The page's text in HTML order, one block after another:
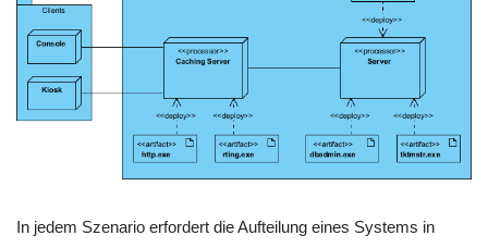
In jedem Szenario erfordert die Aufteilung eines Systems in